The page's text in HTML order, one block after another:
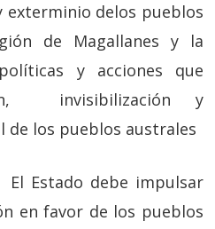
exterminio delos pueblos
de Magallanes y la
y acciones que
invisibilización y
los pueblos australes
debe impulsar
en favor de los pueblos